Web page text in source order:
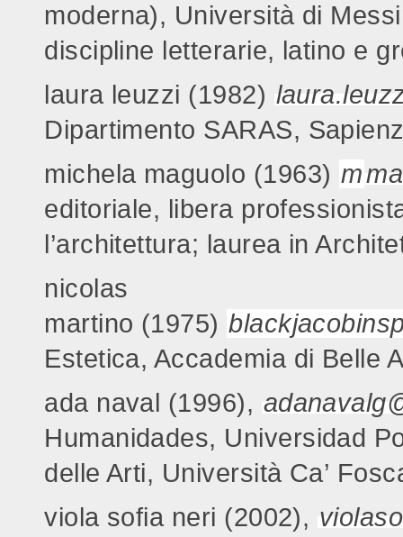
moderna), Università di
discipline letterarie, latino e
laura leuzzi (1982)
Dipartimento SARAS,
michela maguolo (1963) m
editoriale, libera
l’architettura; laurea in
nicolas
martino (1975)
Estetica, Accademia di Belle
ada naval (1996),
Humanidades, Universidad
delle Arti, Università Ca’
viola sofia neri (2002),